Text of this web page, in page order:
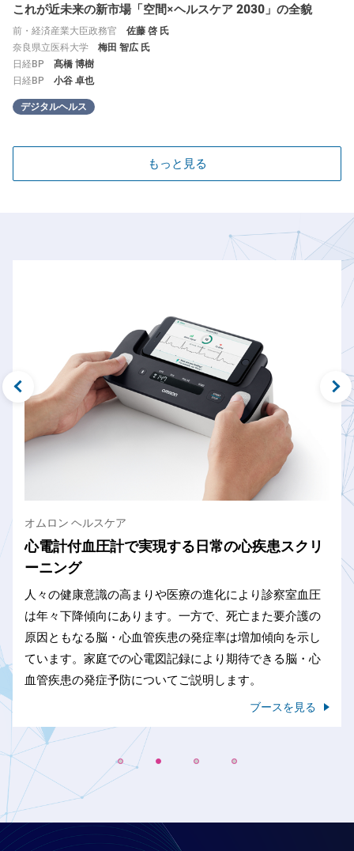
これが近未来の新市場「空間×ヘルスケア 2030」の全貌
前・経済産業大臣政務官 佐藤 啓 氏
奈良県立医科大学 梅田 智広 氏
日経BP 髙橋 博樹
日経BP 小谷 卓也
デジタルヘルス
10.22（金）
講演
ヘルスケア・オープンイノベーション2.0戦略最前線
-BDドリブン型新well-being社会システム構築戦略-
サントリー食品インターナショナル野中 翔太 氏
ハウス食品グループ本社上野 正一 氏
三根 智幸 氏
デジタルヘルス
10.22（金）
講演
MEDISO（医療系ベンチャー・トータルサポート事業）概要の
10.22（金）
講演
家庭での心電計測実現で広がる脳・心血管疾患予防の可能性
もっと見る
Previous
オムロン ヘルスケア
心電計付血圧計で実現する日常の心疾患スクリ
ーニング
人々の健康意識の高まりや医療の進化により診察室血圧
は年々下降傾向にあります。一方で、死亡また要介護の
原因ともなる脳・心血管疾患の発症率は増加傾向を示し
ています。家庭での心電図記録により期待できる脳・心
血管疾患の発症予防についてご説明します。
ブースを見る